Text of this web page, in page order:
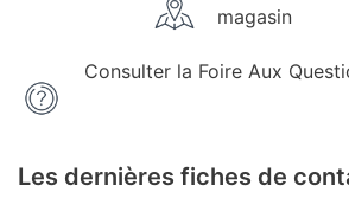
magasin
Consulter la Foire Aux
Les dernières fiches de